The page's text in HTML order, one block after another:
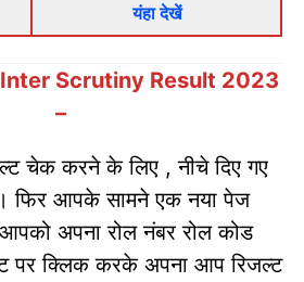
यंहा देखें
Scrutiny Result 2023
–
चेक करने के लिए , नीचे दिए गए
फिर आपके सामने एक नया पेज
अपना रोल नंबर रोल कोड
पर क्लिक करके अपना आप रिजल्ट